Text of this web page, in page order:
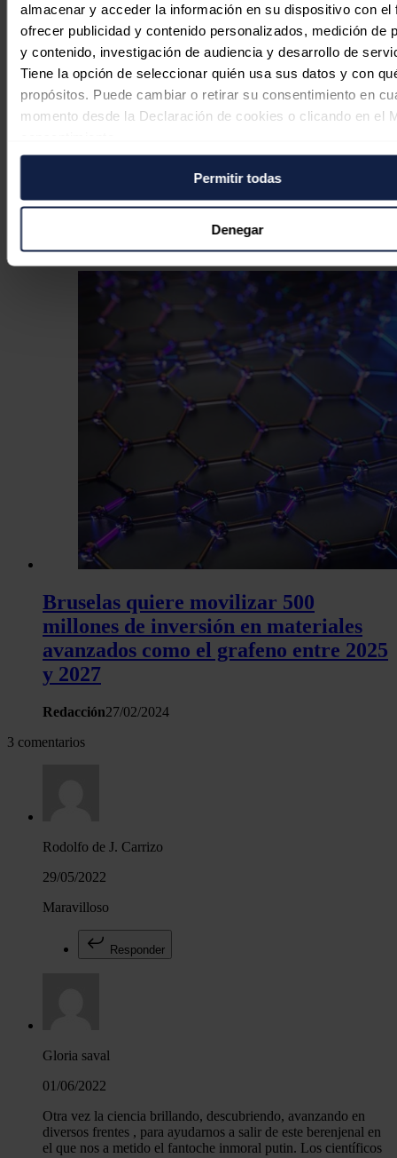
almacenar y acceder la información en su dispositivo con el
ofrecer publicidad y contenido personalizados, medición de
y contenido, investigación de audiencia y desarrollo de
Tiene la opción de seleccionar quién usa sus datos y con
propósitos. Puede cambiar o retirar su consentimiento en
momento desde la Declaración de cookies o clicando en el
Si lo permite, también quisiéramos:
Recopilar información sobre su ubicación geográfica
puede tener una precisión de varios metros
Identificar su dispositivo analizándolo activamente
características específicas (huellas digitales)
Obtenga más información sobre cómo se procesan sus
personales y establezca sus preferencias en la
sección de
Puede cambiar o retirar su consentimiento en cualquier
la Declaración de cookies.
Las cookies de este sitio web se usan para personalizar el
y los anuncios, ofrecer funciones de redes sociales y
tráfico. Además, compartimos información sobre el uso que
sitio web con nuestros partners de redes sociales,
análisis web, quienes pueden combinarla con otra
haya proporcionado o que hayan recopilado a partir del uso
hecho de sus servicios.
Permitir todas
Denegar
Diseñan una tecnología para
almacenar grandes cantidades de
metano a presión atmosférica
Redacción12/06/2025
Bruselas quiere movilizar 500
millones de inversión en materiales
avanzados como el grafeno entre 2025
y 2027
Redacción27/02/2024
3 comentarios
Rodolfo de J. Carrizo
29/05/2022
Maravilloso
Responder
Gloria saval
01/06/2022
Otra vez la ciencia brillando, descubriendo, avanzando en
diversos frentes , para ayudarnos a salir de este berenjenal en
el que nos a metido el fantoche inmoral putin. Los científicos